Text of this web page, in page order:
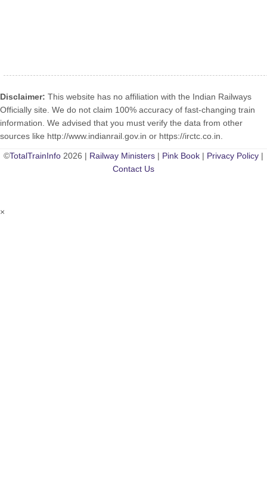
Disclaimer: This website has no affiliation with the Indian Railways
Officially site. We do not claim 100% accuracy of fast-changing train
information. We advised that you must verify the data from other
sources like http://www.indianrail.gov.in or https://irctc.co.in.
©TotalTrainInfo 2026 | Railway Ministers | Pink Book | Privacy Policy |
Contact Us
×